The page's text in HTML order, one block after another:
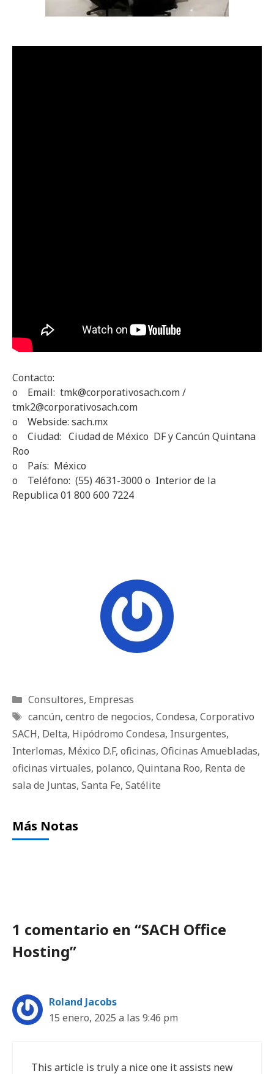
Contacto:
o Email: tmk@corporativosach.com /
tmk2@corporativosach.com
o Webside: sach.mx
o Ciudad: Ciudad de México DF y Cancún Quintana
Roo
o País: México
o Teléfono: (55) 4631-3000 o Interior de la
Republica 01 800 600 7224
Categorías
Consultores, Empresas
Etiquetas
cancún, centro de negocios, Condesa, Corporativo
SACH, Delta, Hipódromo Condesa, Insurgentes,
Interlomas, México D.F, oficinas, Oficinas Amuebladas,
oficinas virtuales, polanco, Quintana Roo, Renta de
sala de Juntas, Santa Fe, Satélite
Más Notas
1 comentario en “SACH Office
Hosting”
Roland Jacobs
15 enero, 2025 a las 9:46 pm
This article is truly a nice one it assists new